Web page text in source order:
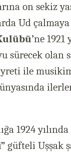
on sekiz
Ud
ne 1921
sürecek olan
ile
1924
güfteli Uşşak